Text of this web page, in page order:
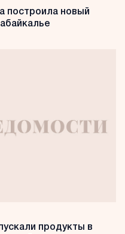
построила новый
продукты в